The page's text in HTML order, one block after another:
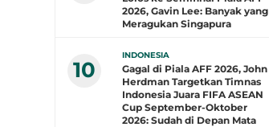
2026, Gavin Lee: Banyak yang
Meragukan Singapura
10
INDONESIA
Gagal di Piala AFF 2026, John
Herdman Targetkan Timnas
Indonesia Juara FIFA ASEAN
Cup September-Oktober
2026: Sudah di Depan Mata